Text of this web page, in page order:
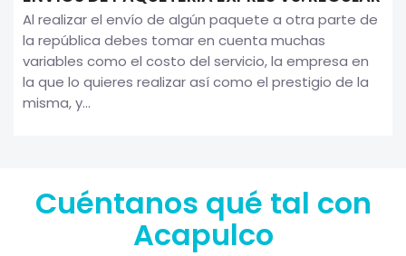
Al realizar el envío de algún paquete a otra parte de
la república debes tomar en cuenta muchas
variables como el costo del servicio, la empresa en
la que lo quieres realizar así como el prestigio de la
misma, y...
Cuéntanos qué tal con
Acapulco